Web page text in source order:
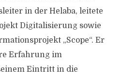
in der Helaba, leitete
Digitalisierung sowie
„Scope“. Er
Erfahrung im
Eintritt in die